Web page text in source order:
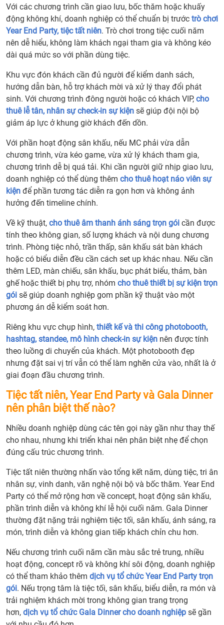
Với các chương trình cần giao lưu, bốc thăm hoặc khuấy
động không khí, doanh nghiệp có thể chuẩn bị trước trò chơi
Year End Party, tiệc tất niên. Trò chơi trong tiệc cuối năm
nên dễ hiểu, không làm khách ngại tham gia và không kéo
dài quá mức so với phần dùng tiệc.
Khu vực đón khách cần đủ người để kiểm danh sách,
hướng dẫn bàn, hỗ trợ khách mời và xử lý thay đổi phát
sinh. Với chương trình đông người hoặc có khách VIP, cho
thuê lễ tân, nhân sự check-in sự kiện sẽ giúp đội nội bộ
giảm áp lực ở khung giờ khách đến dồn.
Với phần hoạt động sân khấu, nếu MC phải vừa dẫn
chương trình, vừa kéo game, vừa xử lý khách tham gia,
chương trình dễ bị quá tải. Khi cần người giữ nhịp giao lưu,
doanh nghiệp có thể dùng thêm cho thuê hoạt náo viên sự
kiện để phần tương tác diễn ra gọn hơn và không ảnh
hưởng đến timeline chính.
Về kỹ thuật, cho thuê âm thanh ánh sáng trọn gói cần được
tính theo không gian, số lượng khách và nội dung chương
trình. Phòng tiệc nhỏ, trần thấp, sân khấu sát bàn khách
hoặc có biểu diễn đều cần cách set up khác nhau. Nếu cần
thêm LED, màn chiếu, sân khấu, bục phát biểu, thảm, bàn
ghế hoặc thiết bị phụ trợ, nhóm cho thuê thiết bị sự kiện trọn
gói sẽ giúp doanh nghiệp gom phần kỹ thuật vào một
phương án dễ kiểm soát hơn.
Riêng khu vực chụp hình, thiết kế và thi công photobooth,
hashtag, standee, mô hình check-in sự kiện nên được tính
theo luồng di chuyển của khách. Một photobooth đẹp
nhưng đặt sai vị trí vẫn có thể làm nghẽn cửa vào, nhất là ở
giai đoạn đầu chương trình.
Tiệc tất niên, Year End Party và Gala Dinner
nên phân biệt thế nào?
Nhiều doanh nghiệp dùng các tên gọi này gần như thay thế
cho nhau, nhưng khi triển khai nên phân biệt nhẹ để chọn
đúng cấu trúc chương trình.
Tiệc tất niên thường nhấn vào tổng kết năm, dùng tiệc, tri ân
nhân sự, vinh danh, văn nghệ nội bộ và bốc thăm. Year End
Party có thể mở rộng hơn về concept, hoạt động sân khấu,
phần trình diễn và không khí lễ hội cuối năm. Gala Dinner
thường đặt nặng trải nghiệm tiệc tối, sân khấu, ánh sáng, ra
món, trình diễn và không gian tiếp khách chỉn chu hơn.
Nếu chương trình cuối năm cần màu sắc trẻ trung, nhiều
hoạt động, concept rõ và không khí sôi động, doanh nghiệp
có thể tham khảo thêm dịch vụ tổ chức Year End Party trọn
gói. Nếu trọng tâm là tiệc tối, sân khấu, biểu diễn, ra món và
trải nghiệm khách mời trong không gian trang trọng
hơn, dịch vụ tổ chức Gala Dinner cho doanh nghiệp sẽ gần